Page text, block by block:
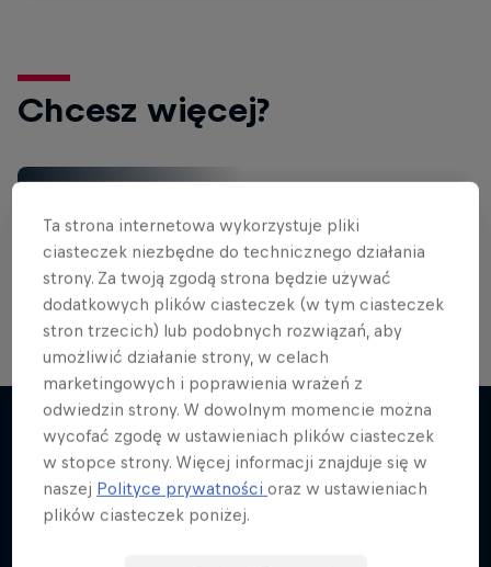
Chcesz więcej?
Zobacz najlepsze materiały rowerowe ze świata
Red Bulla, sprawdź poradniki, wywiady, filmy oraz
nie …
Więcej podobnych
Ta strona internetowa wykorzystuje pliki
ciasteczek niezbędne do technicznego działania
strony. Za twoją zgodą strona będzie używać
dodatkowych plików ciasteczek (w tym ciasteczek
stron trzecich) lub podobnych rozwiązań, aby
umożliwić działanie strony, w celach
marketingowych i poprawienia wrażeń z
odwiedzin strony. W dowolnym momencie można
wycofać zgodę w ustawieniach plików ciasteczek
w stopce strony. Więcej informacji znajduje się w
naszej Polityce prywatnościoraz w ustawieniach
plików ciasteczek poniżej.